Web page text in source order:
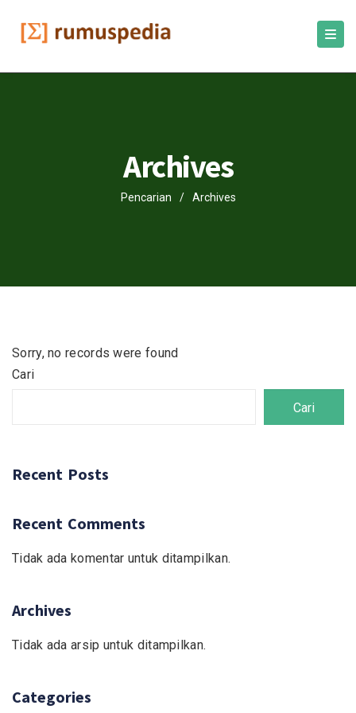
Archives
Pencarian / Archives
Sorry, no records were found
Cari
Cari
Recent Posts
Recent Comments
Tidak ada komentar untuk ditampilkan.
Archives
Tidak ada arsip untuk ditampilkan.
Categories